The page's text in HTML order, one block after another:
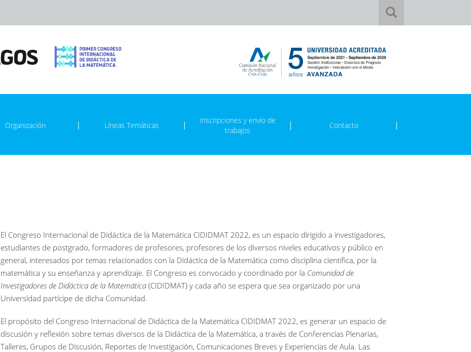
Organización Líneas Temáticas
Inscripciones y envío de
trabajos
Contacto
El Congreso Internacional de Didáctica de la Matemática CIDIDMAT 2022, es un espacio dirigido a investigadores,
estudiantes de postgrado, formadores de profesores, profesores de los diversos niveles educativos y público en
general, interesados por temas relacionados con la Didáctica de la Matemática como disciplina científica, por la
matemática y su enseñanza y aprendizaje. El Congreso es convocado y coordinado por la Comunidad de
Investigadores de Didáctica de la Matemática (CIDIDMAT) y cada año se espera que sea organizado por una
Universidad partícipe de dicha Comunidad.
El propósito del Congreso Internacional de Didáctica de la Matemática CIDIDMAT 2022, es generar un espacio de
discusión y reflexión sobre temas diversos de la Didáctica de la Matemática, a través de Conferencias Plenarias,
Talleres, Grupos de Discusión, Reportes de Investigación, Comunicaciones Breves y Experiencias de Aula. Las